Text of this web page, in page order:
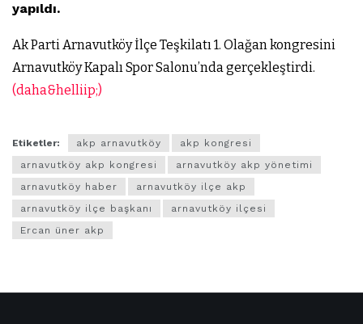
yapıldı.
Ak Parti Arnavutköy İlçe Teşkilatı 1. Olağan kongresini
Arnavutköy Kapalı Spor Salonu’nda gerçekleştirdi.
(daha&helliip;)
Etiketler: akp arnavutköy
akp kongresi
arnavutköy akp kongresi
arnavutköy akp yönetimi
arnavutköy haber
arnavutköy ilçe akp
arnavutköy ilçe başkanı
arnavutköy ilçesi
Ercan üner akp